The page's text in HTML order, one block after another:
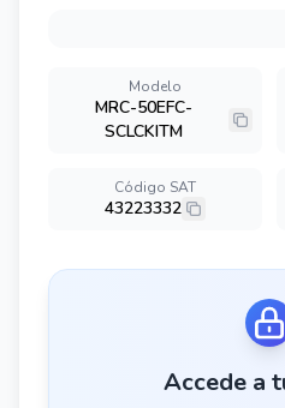
Modelo
MRC-50EFC-
SCLCKITM
Código SAT
43223332
Accede a